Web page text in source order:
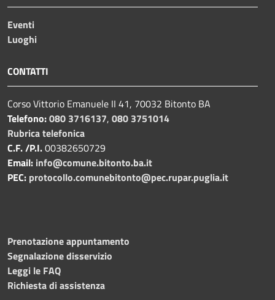
Eventi
Luoghi
CONTATTI
Corso Vittorio Emanuele II 41, 70032 Bitonto BA
Telefono:080 3716137, 080 3751014
Rubrica telefonica
C.F. /P.I.00382650729
Email: info@comune.bitonto.ba.it
PEC: protocollo.comunebitonto@pec.rupar.puglia.it
Prenotazione appuntamento
Segnalazione disservizio
Leggi le FAQ
Richiesta di assistenza